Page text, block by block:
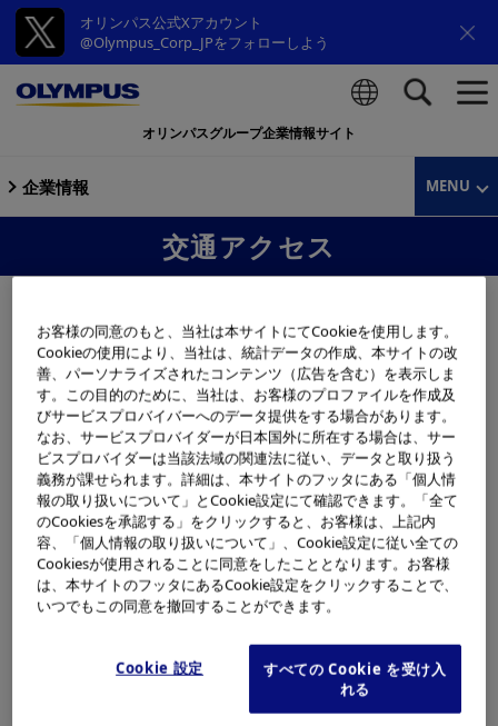
オリンパス公式Xアカウント
@Olympus_Corp_JPをフォローしよう
オリンパスグループ企業情報サイト
企業情報 MENU
交通アクセス
オリンパスマーケティング株式会社 札
幌支店
©2026 ZENRIN DataCom
地図データ©2026 ZENRIN
お客様の同意のもと、当社は本サイトにてCookieを使用します。
Cookieの使用により、当社は、統計データの作成、本サイトの改
善、パーソナライズされたコンテンツ（広告を含む）を表示しま
す。この目的のために、当社は、お客様のプロファイルを作成及
びサービスプロバイバーへのデータ提供をする場合があります。
なお、サービスプロバイダーが日本国外に所在する場合は、サー
ビスプロバイダーは当該法域の関連法に従い、データと取り扱う
義務が課せられます。詳細は、本サイトのフッタにある「個人情
報の取り扱いについて」とCookie設定にて確認できます。「全て
のCookiesを承認する」をクリックすると、お客様は、上記内
容、「個人情報の取り扱いについて」、Cookie設定に従い全ての
Cookiesが使用されることに同意をしたこととなります。お客様
は、本サイトのフッタにあるCookie設定をクリックすることで、
いつでもこの同意を撤回することができます。
Cookie 設定
すべての Cookie を受け入
れる